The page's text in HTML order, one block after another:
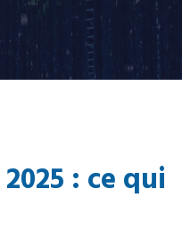
: ce qui